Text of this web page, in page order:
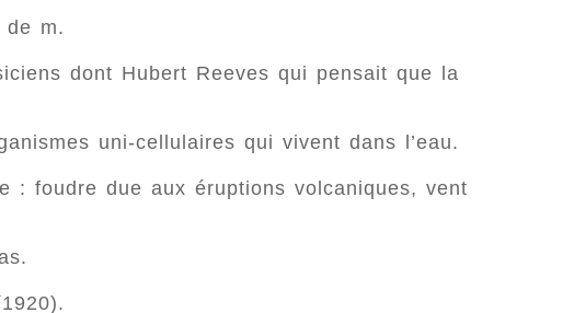
de m.
dont Hubert Reeves qui pensait que la
uni-cellulaires qui vivent dans l’eau.
: foudre due aux éruptions volcaniques, vent